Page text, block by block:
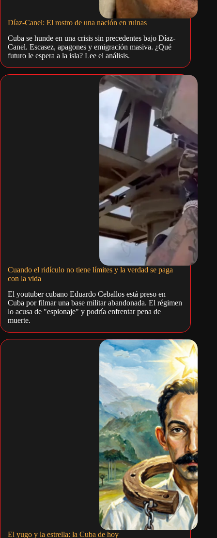
Díaz-Canel: El rostro de una nación en ruinas
Cuba se hunde en una crisis sin precedentes bajo Díaz-
Canel. Escasez, apagones y emigración masiva. ¿Qué
futuro le espera a la isla? Lee el análisis.
Cuando el ridículo no tiene límites y la verdad se paga
con la vida
El youtuber cubano Eduardo Ceballos está preso en
Cuba por filmar una base militar abandonada. El régimen
lo acusa de "espionaje" y podría enfrentar pena de
muerte.
El yugo y la estrella: la Cuba de hoy